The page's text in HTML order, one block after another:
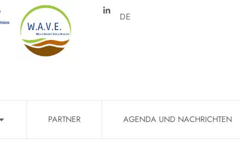
DE
PARTNER AGENDA UND NACHRICHTEN